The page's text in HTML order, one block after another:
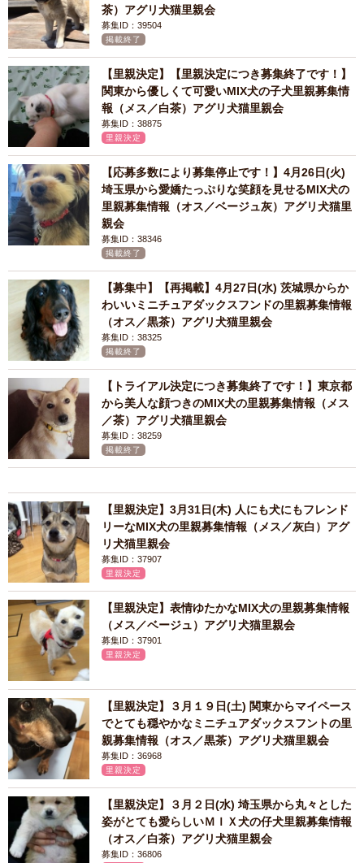
茶）アグリ犬猫里親会
募集ID：39504
掲載終了
【里親決定】【里親決定につき募集終了です！】
関東から優しくて可愛いMIX犬の子犬里親募集情
報（メス／白茶）アグリ犬猫里親会
募集ID：38875
里親決定
【応募多数により募集停止です！】4月26日(火)
埼玉県から愛嬌たっぷりな笑顔を見せるMIX犬の
里親募集情報（オス／ベージュ灰）アグリ犬猫里
親会
募集ID：38346
掲載終了
【募集中】【再掲載】4月27日(水) 茨城県からか
わいいミニチュアダックスフンドの里親募集情報
（オス／黒茶）アグリ犬猫里親会
募集ID：38325
掲載終了
【トライアル決定につき募集終了です！】東京都
から美人な顔つきのMIX犬の里親募集情報（メス
／茶）アグリ犬猫里親会
募集ID：38259
掲載終了
【里親決定】3月31日(木) 人にも犬にもフレンド
リーなMIX犬の里親募集情報（メス／灰白）アグ
リ犬猫里親会
募集ID：37907
里親決定
【里親決定】表情ゆたかなMIX犬の里親募集情報
（メス／ベージュ）アグリ犬猫里親会
募集ID：37901
里親決定
【里親決定】３月１９日(土) 関東からマイペース
でとても穏やかなミニチュアダックスフントの里
親募集情報（オス／黒茶）アグリ犬猫里親会
募集ID：36968
里親決定
【里親決定】３月２日(水) 埼玉県から丸々とした
姿がとても愛らしいＭＩＸ犬の仔犬里親募集情報
（オス／白茶）アグリ犬猫里親会
募集ID：36806